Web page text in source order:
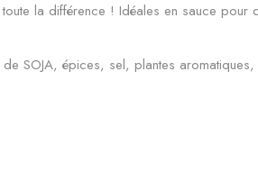
la différence ! Idéales en sauce
SOJA, épices, sel, plantes